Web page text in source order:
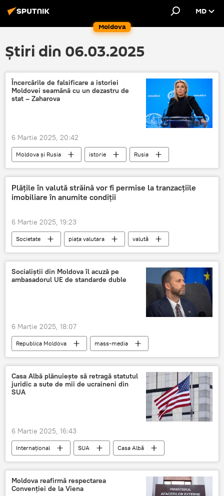
Moldova
MD
Știri din 06.03.2025
Încercările de falsificare a istoriei
Moldovei seamănă cu un dezastru de
stat – Zaharova
6 Martie 2025, 20:42
Moldova și Rusia istorie
Rusia
diplomati rusi
Plățile în valută străină vor fi permise la tranzacțiile
imobiliare în anumite condiții
6 Martie 2025, 19:23
Societate piața valutara
valută
bunuri imobiliare
impozit pe imobile
Socialiștii din Moldova îl acuză pe
ambasadorul UE de standarde duble
6 Martie 2025, 18:07
Republica Moldova
mass-media
libertatea mass-mediei
mass-media pe internet
Casa Albă plănuiește să retragă statutul
juridic a sute de mii de ucraineni din
SUA
6 Martie 2025, 16:43
Internațional SUA
Casa Albă
Ucraineni
Moldova reafirmă respectarea
Convenției de la Viena